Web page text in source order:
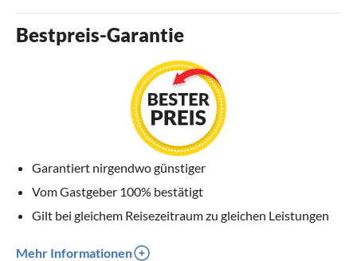
Bestpreis-Garantie
Garantiert nirgendwo günstiger
Vom Gastgeber 100% bestätigt
Gilt bei gleichem Reisezeitraum zu gleichen Leistungen
Mehr Informationen